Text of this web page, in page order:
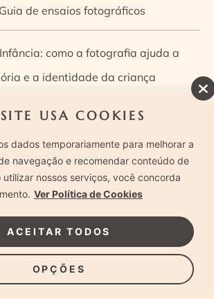
SITE USA COOKIES
dados temporariamente para melhorar a
navegação e recomendar conteúdo de
utilizar nossos serviços, você concorda
Ver Política de Cookies
OPÇÕES
ACEITAR TODOS
de ensaios fotográficos
como a fotografia ajuda a
e a identidade da criança
e sua pequena
como otimizar o fluxo de trabalho
qual o melhor guia de poses para